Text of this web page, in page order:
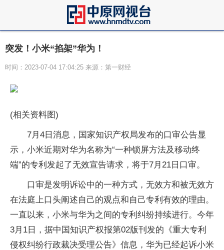
突发！小米“掐架”华为！
时间：2023-07-04 17:04:25 来源：第一财经
(相关资料图)
7月4日消息，国家知识产权局发布的口审公告显
示，小米近期对华为名称为“一种锁屏方法及移动终
端”的专利发起了无效宣告请求，将于7月21日口审。
口审是发明诉讼中的一种方式，无效方和被无效方
在法庭上口头阐述自己的观点和自己专利有效的理由。
一直以来，小米与华为之间的专利纠纷持续进行。今年
3月1日，据中国知识产权报第02版刊发的《重大专利
侵权纠纷行政裁决受理公告》信息，华为已经起诉小米